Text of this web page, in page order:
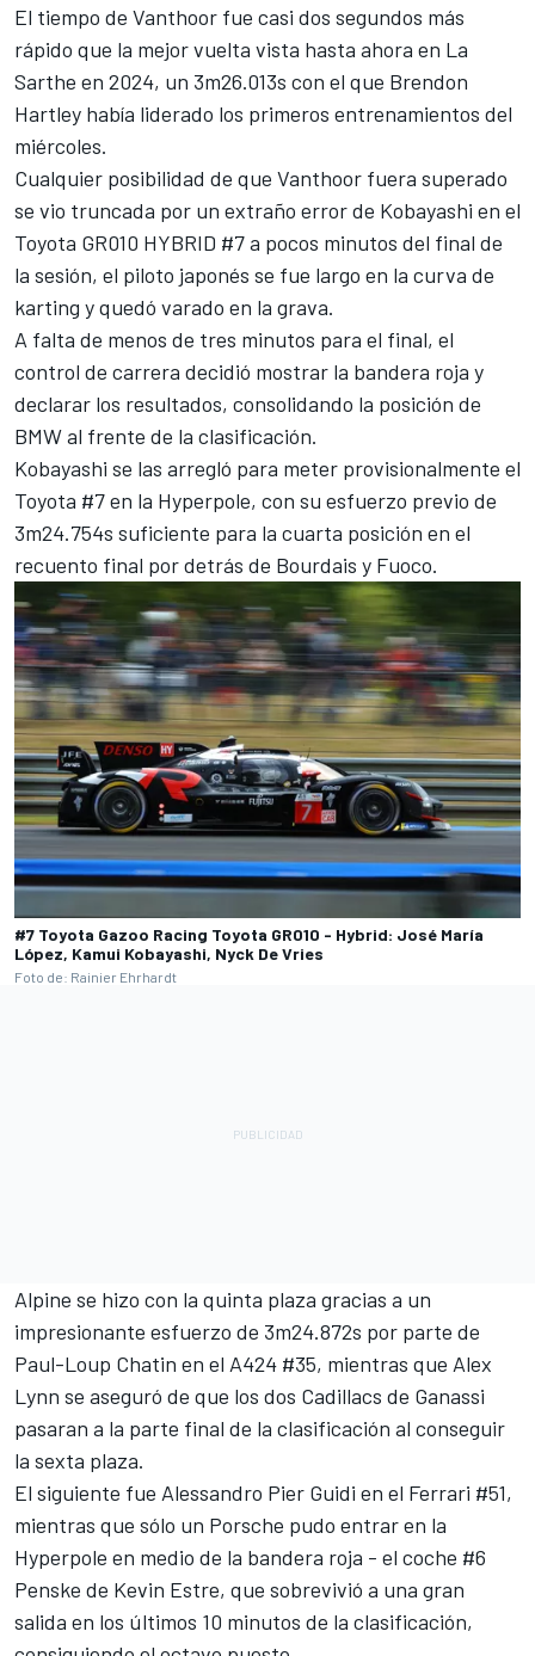
El tiempo de Vanthoor fue casi dos segundos más
rápido que la mejor vuelta vista hasta ahora en La
Sarthe en 2024, un 3m26.013s con el que Brendon
Hartley había liderado los primeros entrenamientos del
miércoles.
Cualquier posibilidad de que Vanthoor fuera superado
se vio truncada por un extraño error de Kobayashi en el
Toyota GR010 HYBRID #7 a pocos minutos del final de
la sesión, el piloto japonés se fue largo en la curva de
karting y quedó varado en la grava.
A falta de menos de tres minutos para el final, el
control de carrera decidió mostrar la bandera roja y
declarar los resultados, consolidando la posición de
BMW al frente de la clasificación.
Kobayashi se las arregló para meter provisionalmente el
Toyota #7 en la Hyperpole, con su esfuerzo previo de
3m24.754s suficiente para la cuarta posición en el
recuento final por detrás de Bourdais y Fuoco.
#7 Toyota Gazoo Racing Toyota GR010 - Hybrid: José María
López, Kamui Kobayashi, Nyck De Vries
Foto de: Rainier Ehrhardt
Alpine se hizo con la quinta plaza gracias a un
impresionante esfuerzo de 3m24.872s por parte de
Paul-Loup Chatin en el A424 #35, mientras que Alex
Lynn se aseguró de que los dos Cadillacs de Ganassi
pasaran a la parte final de la clasificación al conseguir
la sexta plaza.
El siguiente fue Alessandro Pier Guidi en el Ferrari #51,
mientras que sólo un Porsche pudo entrar en la
Hyperpole en medio de la bandera roja - el coche #6
Penske de Kevin Estre, que sobrevivió a una gran
salida en los últimos 10 minutos de la clasificación,